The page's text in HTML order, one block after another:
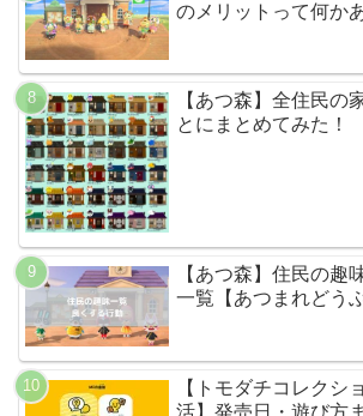
のメリットって何か
【あつ森】全住民の
とにまとめてみた！
【あつ森】住民の趣
一覧【あつまれどう
【トモダチコレクシ
活】発売日・遊び方